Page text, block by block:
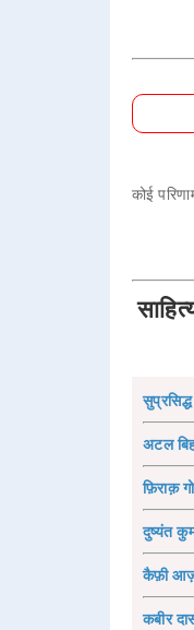
कोई
अटल
फ़िराक़
दुष्यंत
कैफ़ी
कबीर